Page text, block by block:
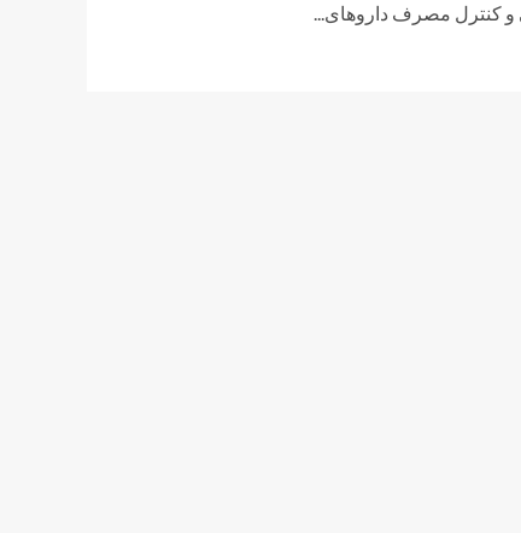
و کنترل مصرف داروهای...